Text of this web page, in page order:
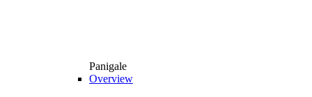
Panigale
Overview